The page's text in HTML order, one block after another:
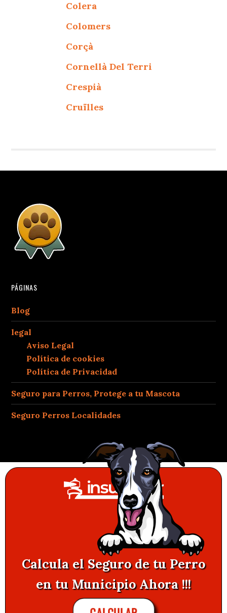
Colera
Colomers
Corçà
Cornellà Del Terri
Crespià
Cruïlles
PÁGINAS
Blog
legal
Aviso Legal
Política de cookies
Política de Privacidad
Seguro para Perros, Protege a tu Mascota
Seguro Perros Localidades
Calcula el Seguro de tu Perro
en tu Municipio Ahora !!!